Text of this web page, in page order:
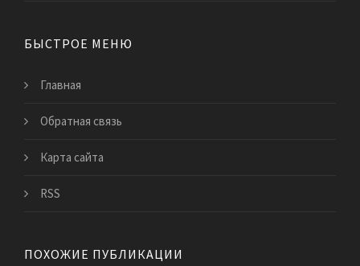
БЫСТРОЕ МЕНЮ
Главная
Обратная связь
Карта сайта
RSS
ПОХОЖИЕ ПУБЛИКАЦИИ